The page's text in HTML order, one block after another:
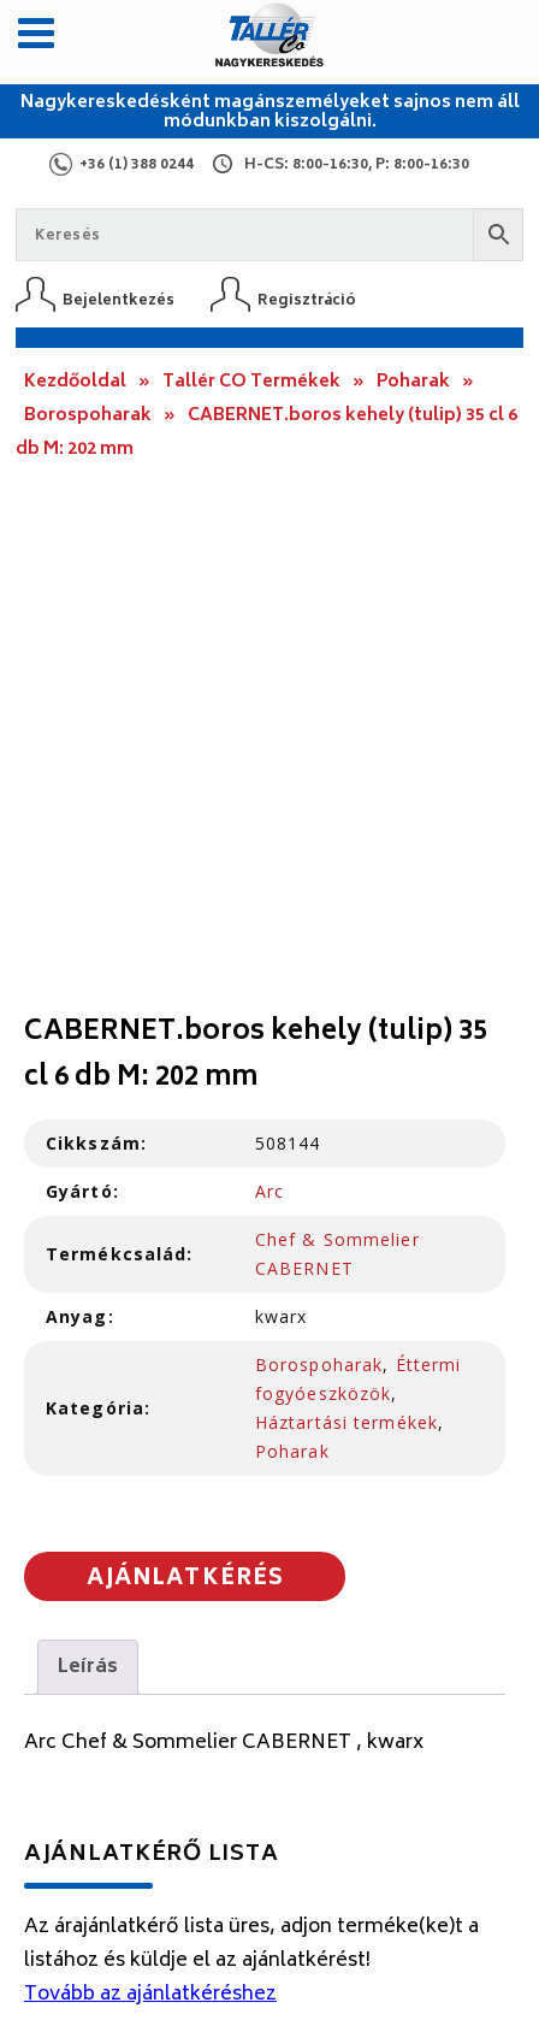
Nagykereskedésként magánszemélyeket sajnos nem áll
módunkban kiszolgálni.
+36 (1) 388 0244 H-CS: 8:00-16:30, P: 8:00-16:30
Bejelentkezés Regisztráció
Kezdőoldal » Tallér CO Termékek » Poharak »
Borospoharak » CABERNET.boros kehely (tulip) 35 cl 6
db M: 202 mm
CABERNET.boros kehely (tulip) 35
cl 6 db M: 202 mm
Cikkszám: 508144
Gyártó: Arc
Termékcsalád:
Chef & Sommelier
CABERNET
Anyag: kwarx
Kategória:
Borospoharak, Éttermi
fogyóeszközök,
Háztartási termékek,
Poharak
AJÁNLATKÉRÉS
Leírás
Arc Chef & Sommelier CABERNET , kwarx
AJÁNLATKÉRŐ LISTA
Az árajánlatkérő lista üres, adjon terméke(ke)t a
listához és küldje el az ajánlatkérést!
Tovább az ajánlatkéréshez